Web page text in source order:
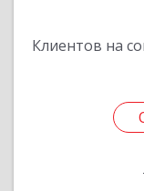
Клиентов на